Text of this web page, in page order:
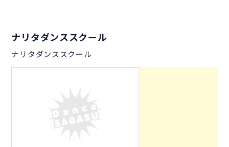
ナリタダンススクール
ナリタダンススクール